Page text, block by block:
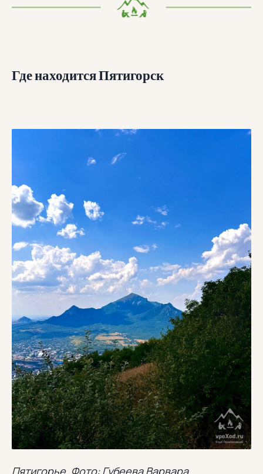
Где находится Пятигорск
Пятигорье. Фото: Губеева Варвара